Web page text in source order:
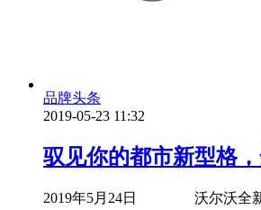
品牌头条
2019-05-23 11:32
驭见你的都市新型格
2019年5月24日 沃尔沃全